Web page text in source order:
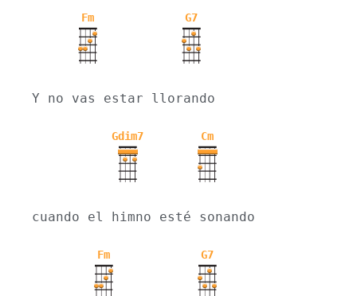
Fm G7
Y no vas estar llorando
Gdim7 Cm
cuando el himno esté sonando
Fm G7